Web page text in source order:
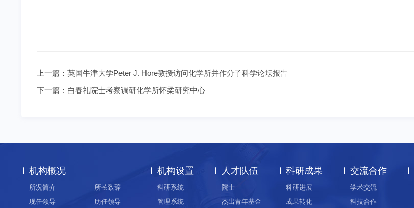
上一篇： 英国牛津大学Peter J. Hore教授访问化学所并作分子科学论坛报告
下一篇： 白春礼院士考察调研化学所怀柔研究中心
机构概况
所况简介
所长致辞
现任领导
历任领导
机构设置
科研系统
管理系统
人才队伍
院士
杰出青年基金
科研成果
科研进展
成果转化
交流合作
学术交流
科技合作